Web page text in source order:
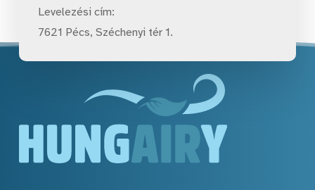
Levelezési cím:
7621 Pécs, Széchenyi tér 1.